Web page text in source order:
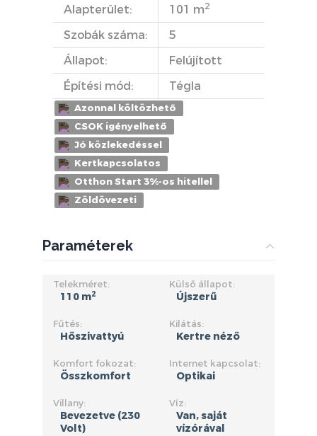
Alapterület: 101 m2
Szobák száma:
5
Állapot:
Felújított
Építési mód:
Tégla
Azonnal költözhető
CSOK igényelhető
Jó közlekedéssel
Kertkapcsolatos
Otthon Start 3%-os hitellel
Zöldövezeti
Paraméterek
Telekméret:
110 m2
Külső állapot:
Újszerű
Fűtés:
Hőszivattyú
Kilátás:
Kertre néző
Komfort fokozat:
Összkomfort
Internet kapcsolat:
Optikai
Villany:
Bevezetve (230
Volt)
Víz:
Van, saját
vízórával